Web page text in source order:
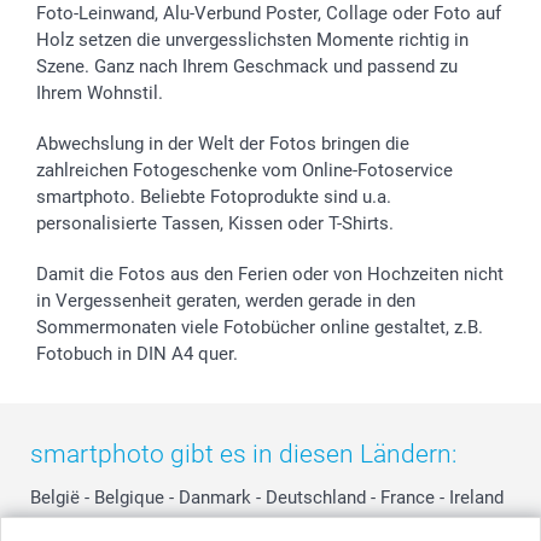
Sticker & Etiketten
Geschenk-Gutscheine (PDF)
Presse
Partnerprogramme
Investor Relations
Widerrufsrecht
Kommunion & Konfirmation
Hochzeit
Geburtstag
Zu allen Anlässen
48h Lieferung
Zahlungsmöglichkeiten
Anmelden /Registrieren
Status der Bestellung
smartfriends
smartgarantie
smartbonus
Foto-Leinwand, Alu-Verbund Poster, Collage oder Foto auf
Holz setzen die unvergesslichsten Momente richtig in
Szene. Ganz nach Ihrem Geschmack und passend zu
Ihrem Wohnstil.
Abwechslung in der Welt der Fotos bringen die
zahlreichen Fotogeschenke vom Online-Fotoservice
smartphoto. Beliebte Fotoprodukte sind u.a.
personalisierte Tassen, Kissen oder T-Shirts.
Damit die Fotos aus den Ferien oder von Hochzeiten nicht
in Vergessenheit geraten, werden gerade in den
Sommermonaten viele Fotobücher online gestaltet, z.B.
Fotobuch in DIN A4 quer.
smartphoto gibt es in diesen Ländern:
België - Belgique - Danmark - Deutschland - France - Ireland